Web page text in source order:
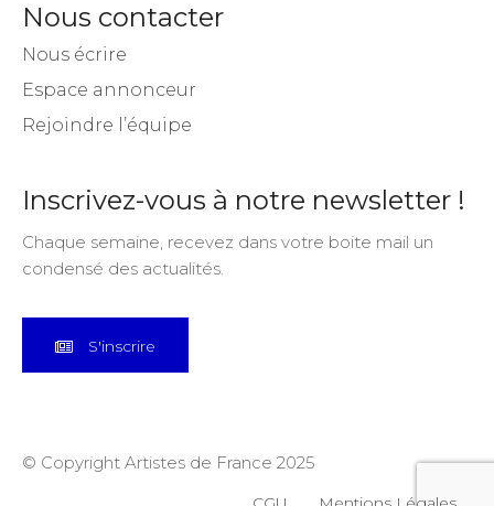
Nous contacter
Nous écrire
Espace annonceur
Rejoindre l’équipe
Inscrivez-vous à notre newsletter !
Chaque semaine, recevez dans votre boite mail un
condensé des actualités.
S'inscrire
© Copyright Artistes de France 2025